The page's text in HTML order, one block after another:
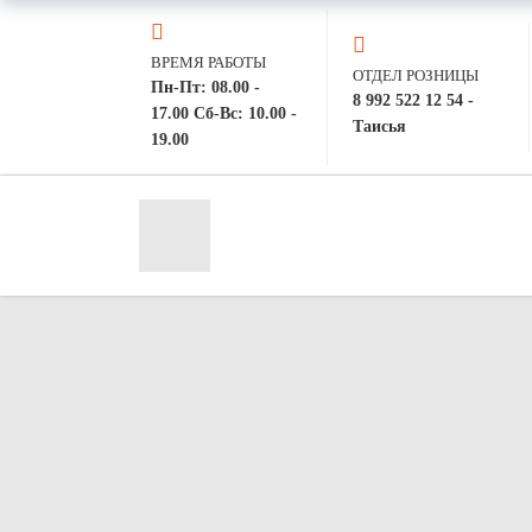
ВРЕМЯ РАБОТЫ
Пн-Пт: 08.00 -
17.00 Сб-Вс: 10.00 -
19.00
ОТДЕЛ РОЗНИЦЫ
8 992 522 12 54 -
Таисья